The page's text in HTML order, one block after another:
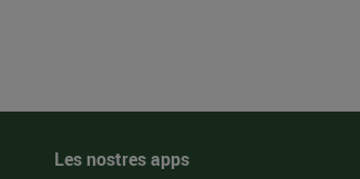
Les nostres apps